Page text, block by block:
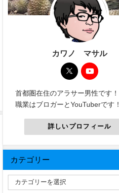
カワノ マサル
首都圏在住のアラサー男性です！
職業はブロガーとYouTuberです！
詳しいプロフィール
カテゴリー